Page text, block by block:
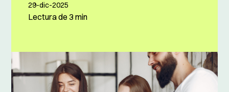
29-dic-2025
Lectura de3 min